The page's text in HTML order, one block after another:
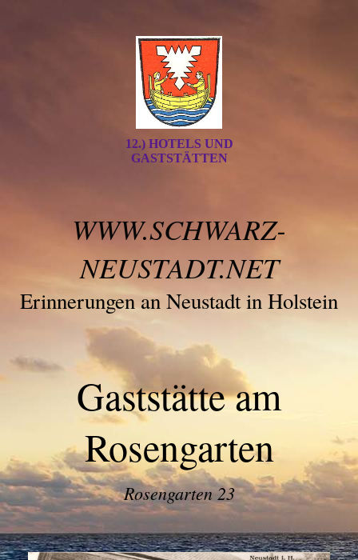
12.) HOTELS UND
GASTSTÄTTEN
WWW.SCHWARZ-
NEUSTADT.NET
Erinnerungen an Neustadt in Holstein
Gaststätte am
Rosengarten
Rosengarten 23